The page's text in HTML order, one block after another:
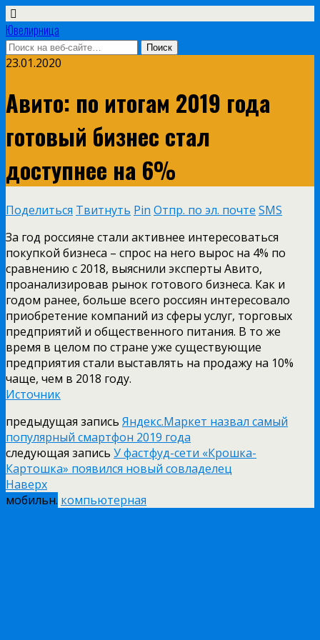
Ювелирница
23.01.2020
Авито: по итогам 2019 года
готовый бизнес стал
доступнее на 6%
Поделиться Твитнуть Pin Отпр. по эл. почте SMS
За год россияне стали активнее интересоваться
покупкой бизнеса – спрос на него вырос на 4% по
сравнению с 2018, выяснили эксперты Авито,
проанализировав рынок готового бизнеса. Как и
годом ранее, больше всего россиян интересовало
приобретение компаний из сферы услуг, торговых
предприятий и общественного питания. В то же
время в целом по стране уже существующие
предприятия стали выставлять на продажу на 10%
чаще, чем в 2018 году.
Источник
предыдущая запись Яндекс.Маркет назвал самый
популярный смартфон 2019 года
следующая запись У фастфуд-сети «Крошка-
Картошка» появился новый совладелец
Наверх
мобильн. компьютерная